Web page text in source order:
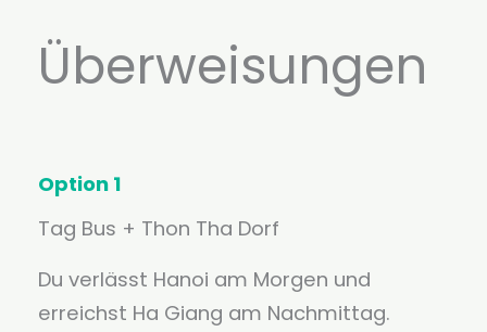
Überweisungen
Option 1
Tag Bus + Thon Tha Dorf
Du verlässt Hanoi am Morgen und
erreichst Ha Giang am Nachmittag.